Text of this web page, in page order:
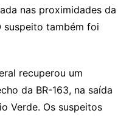
nas proximidades da
suspeito também foi
recuperou um
da BR-163, na saída
Verde. Os suspeitos